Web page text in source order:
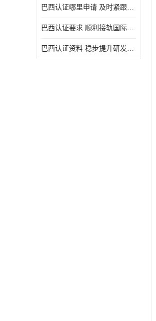
巴西认证哪里申请 及时紧跟法规变化
巴西认证要求 顺利接轨国际规范
巴西认证资料 稳步提升研发能力